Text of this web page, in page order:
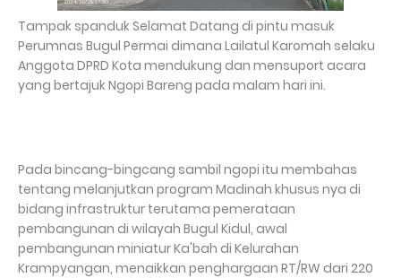
Tampak spanduk Selamat Datang di pintu masuk
Perumnas Bugul Permai dimana Lailatul Karomah selaku
Anggota DPRD Kota mendukung dan mensuport acara
yang bertajuk Ngopi Bareng pada malam hari ini.
Pada bincang-bingcang sambil ngopi itu membahas
tentang melanjutkan program Madinah khusus nya di
bidang infrastruktur terutama pemerataan
pembangunan di wilayah Bugul Kidul, awal
pembangunan miniatur Ka'bah di Kelurahan
Krampyangan, menaikkan penghargaan RT/RW dari 220